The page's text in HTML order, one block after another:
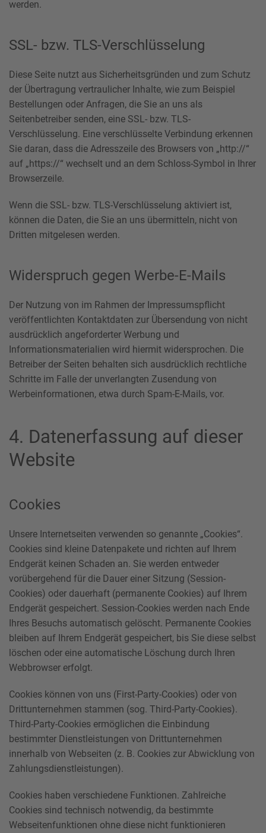
werden.
SSL- bzw. TLS-Verschlüsselung
Diese Seite nutzt aus Sicherheitsgründen und zum Schutz
der Übertragung vertraulicher Inhalte, wie zum Beispiel
Bestellungen oder Anfragen, die Sie an uns als
Seitenbetreiber senden, eine SSL- bzw. TLS-
Verschlüsselung. Eine verschlüsselte Verbindung erkennen
Sie daran, dass die Adresszeile des Browsers von „http://“
auf „https://“ wechselt und an dem Schloss-Symbol in Ihrer
Browserzeile.
Wenn die SSL- bzw. TLS-Verschlüsselung aktiviert ist,
können die Daten, die Sie an uns übermitteln, nicht von
Dritten mitgelesen werden.
Widerspruch gegen Werbe-E-Mails
Der Nutzung von im Rahmen der Impressumspflicht
veröffentlichten Kontaktdaten zur Übersendung von nicht
ausdrücklich angeforderter Werbung und
Informationsmaterialien wird hiermit widersprochen. Die
Betreiber der Seiten behalten sich ausdrücklich rechtliche
Schritte im Falle der unverlangten Zusendung von
Werbeinformationen, etwa durch Spam-E-Mails, vor.
4. Datenerfassung auf dieser
Website
Cookies
Unsere Internetseiten verwenden so genannte „Cookies“.
Cookies sind kleine Datenpakete und richten auf Ihrem
Endgerät keinen Schaden an. Sie werden entweder
vorübergehend für die Dauer einer Sitzung (Session-
Cookies) oder dauerhaft (permanente Cookies) auf Ihrem
Endgerät gespeichert. Session-Cookies werden nach Ende
Ihres Besuchs automatisch gelöscht. Permanente Cookies
bleiben auf Ihrem Endgerät gespeichert, bis Sie diese selbst
löschen oder eine automatische Löschung durch Ihren
Webbrowser erfolgt.
Cookies können von uns (First-Party-Cookies) oder von
Drittunternehmen stammen (sog. Third-Party-Cookies).
Third-Party-Cookies ermöglichen die Einbindung
bestimmter Dienstleistungen von Drittunternehmen
innerhalb von Webseiten (z. B. Cookies zur Abwicklung von
Zahlungsdienstleistungen).
Cookies haben verschiedene Funktionen. Zahlreiche
Cookies sind technisch notwendig, da bestimmte
Webseitenfunktionen ohne diese nicht funktionieren